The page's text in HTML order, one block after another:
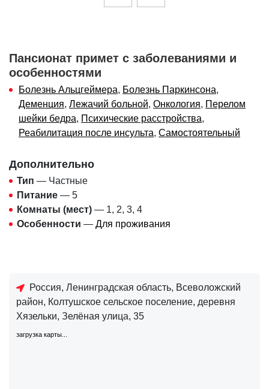
Пансионат примет с заболеваниями и
особенностями
Болезнь Альцгеймера, Болезнь Паркинсона,
Деменция, Лежачий больной, Онкология, Перелом
шейки бедра, Психические расстройства,
Реабилитация после инсульта, Самостоятельный
Дополнительно
Тип — Частные
Питание — 5
Комнаты (мест) — 1, 2, 3, 4
Особенности — Для проживания
Россия, Ленинградская область, Всеволожский
район, Колтушское сельское поселение, деревня
Хязельки, Зелёная улица, 35
загрузка карты...